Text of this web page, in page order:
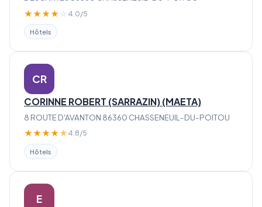
★★★★ ☆ 4.0/5
Hôtels
CR
CORINNE ROBERT (SARRAZIN) (MAETA)
8 ROUTE D'AVANTON 86360 CHASSENEUIL-DU-POITOU
★★★★★ 4.8/5
Hôtels
E